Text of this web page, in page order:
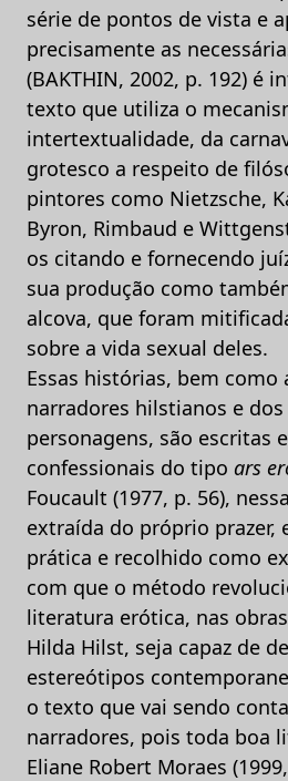
série de pontos de vista e
precisamente as
(BAKTHIN, 2002, p. 192) é
texto que utiliza o
intertextualidade, da
grotesco a respeito de
pintores como Nietzsche,
Byron, Rimbaud e
os citando e fornecendo
sua produção como
alcova, que foram
sobre a vida sexual deles.
Essas histórias, bem como
narradores hilstianos e
personagens, são escritas
confessionais do tipo ars
Foucault (1977, p. 56),
extraída do próprio prazer,
prática e recolhido como
com que o método
literatura erótica, nas
Hilda Hilst, seja capaz de
estereótipos
o texto que vai sendo
narradores, pois toda boa
Eliane Robert Moraes